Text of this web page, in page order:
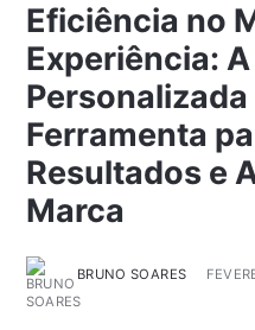
Eficiência no
Experiência:
Ferramenta
Resultados e
Marca
BRUNO SOARES